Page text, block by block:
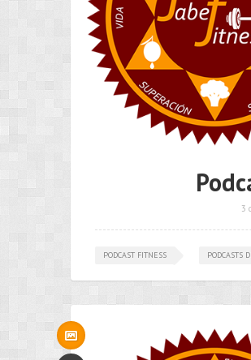
3
PODCAST FITNESS PODCASTS